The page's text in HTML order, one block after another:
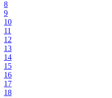
8
9
10
11
12
13
14
15
16
17
18